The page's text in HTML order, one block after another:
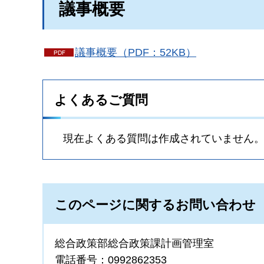
議事概要
議事概要（PDF：52KB）
よくあるご質問
現在よくある質問は作成されていません。
このページに関するお問い合わせ
総合政策部総合政策課計画管理室
電話番号：0992862353